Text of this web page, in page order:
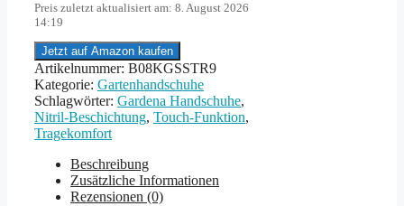
Preis zuletzt aktualisiert am: 8. August 2026
14:19
Jetzt auf Amazon kaufen
Artikelnummer: B08KGSSTR9
Kategorie: Gartenhandschuhe
Schlagwörter: Gardena Handschuhe,
Nitril-Beschichtung, Touch-Funktion,
Tragekomfort
Beschreibung
Zusätzliche Informationen
Rezensionen (0)